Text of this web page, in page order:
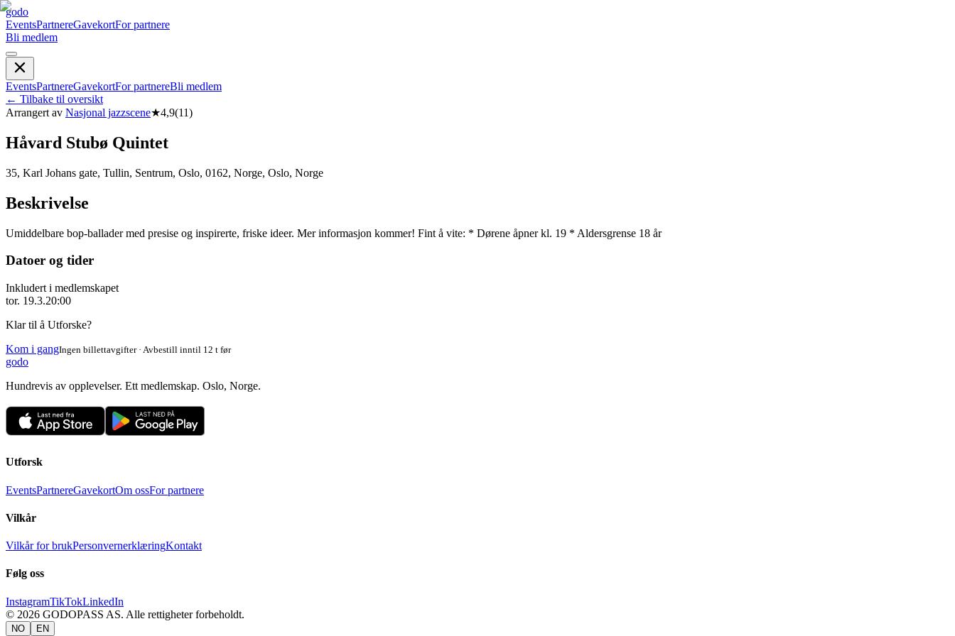
godo
EventsPartnereGavekortFor partnere
Bli medlem
EventsPartnereGavekortFor partnereBli medlem
← Tilbake til oversikt
Arrangert av Nasjonal jazzscene★4,9(11)
H­å­v­a­r­d­ S­t­u­b­ø­ Q­u­i­n­t­e­t­
35, Karl Johans gate, Tullin, Sentrum, Oslo, 0162, Norge, Oslo, Norge
Beskrivelse
Umiddelbare bop-ballader med presise og inspirerte, friske ideer. Mer informasjon kommer! Fint å vite: * Dørene åpner kl. 19 * Aldersgrense 18 år
Datoer og tider
Inkludert i medlemskapet
tor. 19.3.20:00
Klar til å Utforske?
Kom i gangIngen billettavgifter · Avbestill inntil 12 t før
godo
Hundrevis av opplevelser. Ett medlemskap. Oslo, Norge.
Utforsk
EventsPartnereGavekortOm ossFor partnere
Vilkår
Vilkår for brukPersonvernerklæringKontakt
Følg oss
InstagramTikTokLinkedIn
© 2026 GODOPASS AS. Alle rettigheter forbeholdt.
NO EN